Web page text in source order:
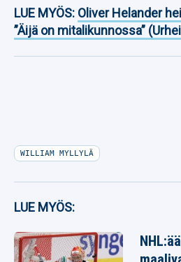
LUE MYÖS: Oliver Helander
”Äijä on mitalikunnossa”
WILLIAM MYLLYLÄ
LUE MYÖS: